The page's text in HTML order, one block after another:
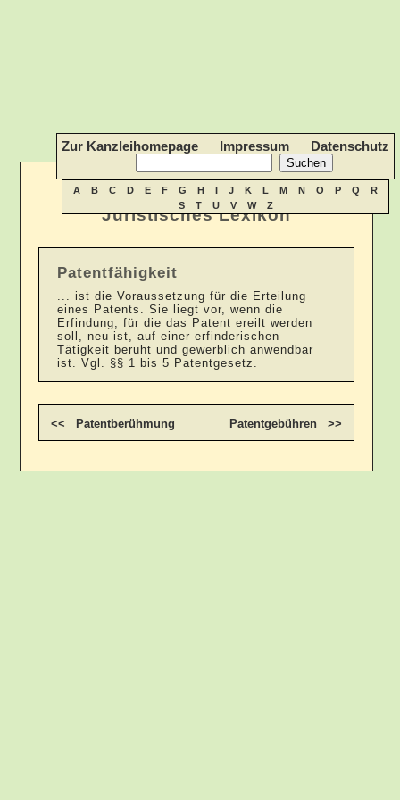
Juristisches Lexikon
Zur Kanzleihomepage Impressum Datenschutz
A B C D E F G H I J K L M N O P Q
R
S
T U V W Z
Patentfähigkeit
... ist die Voraussetzung für die Erteilung
eines Patents. Sie liegt vor, wenn die
Erfindung, für die das Patent ereilt werden
soll, neu ist, auf einer erfinderischen
Tätigkeit beruht und gewerblich anwendbar
ist. Vgl. §§ 1 bis 5 Patentgesetz.
<< Patentberühmung Patentgebühren >>